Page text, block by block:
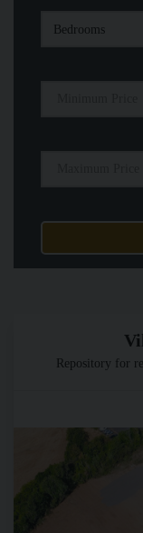
Repository for